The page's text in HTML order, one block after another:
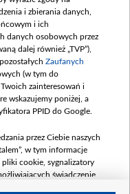
i zbierania danych,
i ich
danych osobowych przez
dalej również „TVP”),
Zaufanych
(w tym do
zainteresowań i
wskazujemy poniżej, a
PPID do Google.
przez Ciebie naszych
w tym informacje
cookie, sygnalizatory
świadczenie